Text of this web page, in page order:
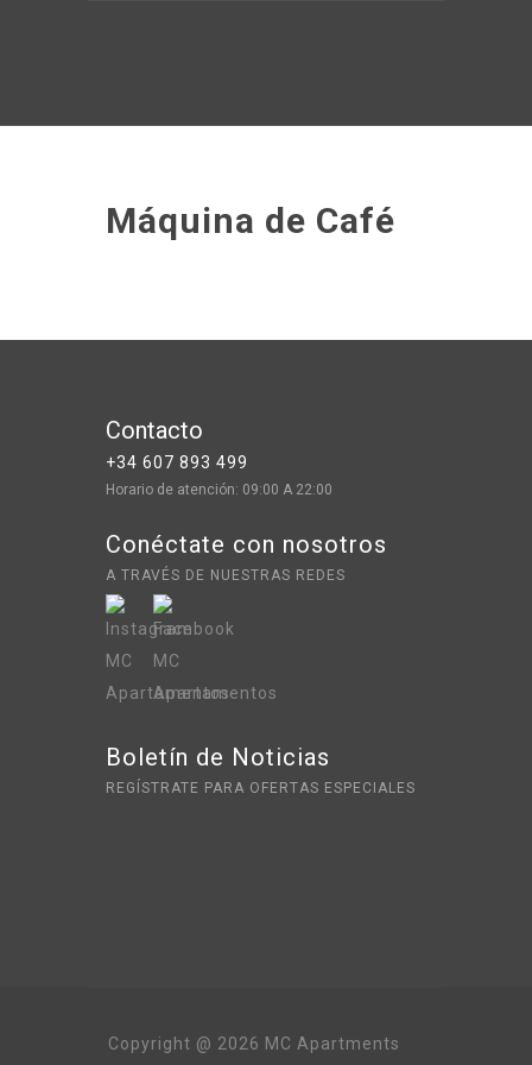
Máquina de Café
Contacto
+34 607 893 499
Horario de atención: 09:00 A 22:00
Conéctate con nosotros
A TRAVÉS DE NUESTRAS REDES
Boletín de Noticias
REGÍSTRATE PARA OFERTAS ESPECIALES
Copyright @ 2026 MC Apartments